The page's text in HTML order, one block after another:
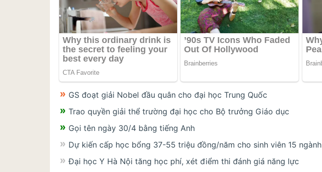
GS đoạt giải Nobel đầu quân cho đại học Trung Quốc
Trao quyền giải thể trường đại học cho Bộ trưởng Giáo dục
Gọi tên ngày 30/4 bằng tiếng Anh
Dự kiến cấp học bổng 37-55 triệu đồng/năm cho sinh viên 15 ngành
Đại học Y Hà Nội tăng học phí, xét điểm thi đánh giá năng lực